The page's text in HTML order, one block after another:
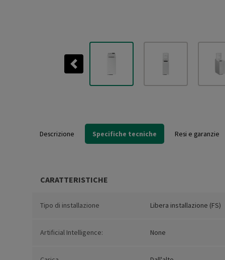
Previous
Descrizione Specifiche tecniche Resi e garanzie
CARATTERISTICHE
Tipo di installazione Libera installazione (FS)
Artificial Intelligence: None